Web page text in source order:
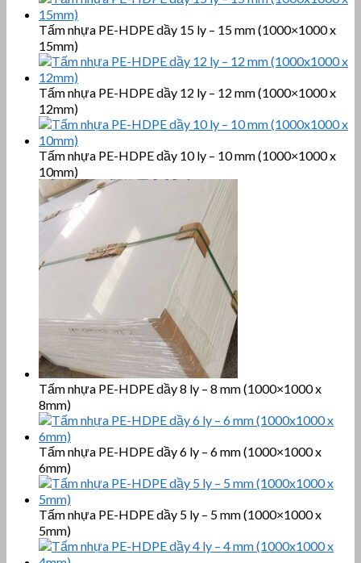
Tấm nhựa PE-HDPE dầy 15 ly – 15 mm (1000×1000 x
15mm)
Tấm nhựa PE-HDPE dầy 12 ly – 12 mm (1000×1000 x
12mm)
Tấm nhựa PE-HDPE dầy 10 ly – 10 mm (1000×1000 x
10mm)
Tấm nhựa PE-HDPE dầy 8 ly – 8 mm (1000×1000 x
8mm)
Tấm nhựa PE-HDPE dầy 6 ly – 6 mm (1000×1000 x
6mm)
Tấm nhựa PE-HDPE dầy 5 ly – 5 mm (1000×1000 x
5mm)